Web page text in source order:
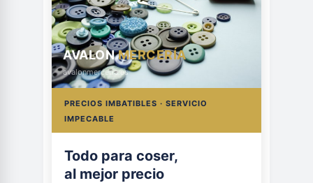
AVALONMERCERÍA
avalonmerceria.es
PRECIOS IMBATIBLES · SERVICIO
IMPECABLE
Todo para coser,
al mejor precio